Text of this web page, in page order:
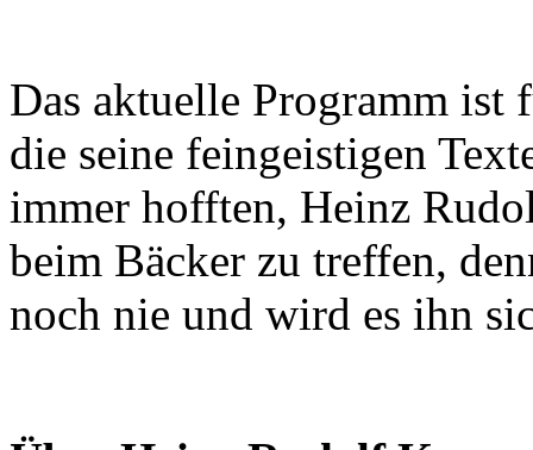
Das aktuelle Programm ist
die seine feingeistigen
immer hofften, Heinz
beim Bäcker zu treffen,
noch nie und wird es ihn